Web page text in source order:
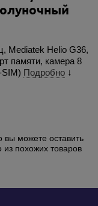
Mediatek Helio G36,
памяти, камера 8
Подробно ↓
вы можете оставить
из похожих товаров